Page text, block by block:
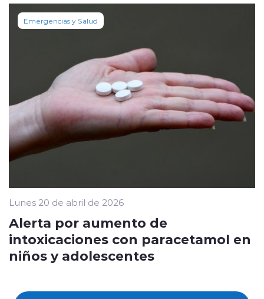
Emergencias y Salud
Lunes 20 de abril de 2026
Alerta por aumento de
intoxicaciones con paracetamol en
niños y adolescentes